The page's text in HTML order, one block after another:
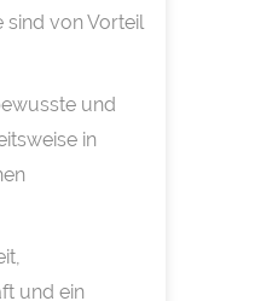
sind von Vorteil
und
in
und ein